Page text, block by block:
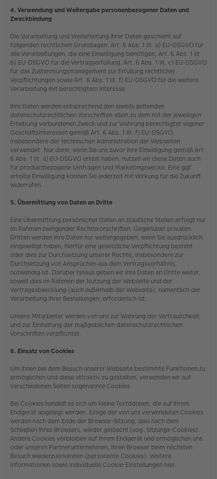
4. Verwendung und Weitergabe personenbezogener Daten und
Zweckbindung
Die Verarbeitung und Weiterleitung Ihrer Daten geschieht auf
folgenden rechtlichen Grundlagen: Art. 6 Abs. 1 lit. a) EU-DSGVO für
alle Verarbeitungen, die eine Einwilligung benötigen, Art. 6 Abs. 1 lit.
b) EU-DSGVO für die Vertragserfüllung, Art. 6 Abs. 1 lit. c) EU-DSGVO
für das Zustimmungsmanagement zur Erfüllung rechtlicher
Verpflichtungen sowie Art. 6 Abs. 1 lit. f) EU-DSGVO für die weitere
Verarbeitung mit berechtigtem Interesse.
Ihre Daten werden entsprechend den jeweils geltenden
datenschutzrechtlichen Vorschriften allein zu dem mit der jeweiligen
Erhebung verbundenen Zweck und zur Wahrung berechtigter eigener
Geschäftsinteressen gemäß Art. 6 Abs. 1 lit. f) EU-DSGVO,
insbesondere der technischen Administration der Webseiten
verwendet. Nur dann, wenn Sie uns zuvor Ihre Einwilligung gemäß Art.
6 Abs. 1 lit. a) EU-DSGVO erteilt haben, nutzen wir diese Daten auch
für produktbezogene Umfragen und Marketingzwecke. Eine ggf.
erteilte Einwilligung können Sie jederzeit mit Wirkung für die Zukunft
widerrufen.
5. Übermittlung von Daten an Dritte
Eine Übermittlung persönlicher Daten an staatliche Stellen erfolgt nur
im Rahmen zwingender Rechtsvorschriften. Gegenüber privaten
Dritten werden Ihre Daten nur weitergegeben, wenn Sie ausdrücklich
eingewilligt haben, hierfür eine gesetzliche Verpflichtung besteht
oder dies zur Durchsetzung unserer Rechte, insbesondere zur
Durchsetzung von Ansprüchen aus dem Vertragsverhältnis,
notwendig ist. Darüber hinaus geben wir Ihre Daten an Dritte weiter,
soweit dies im Rahmen der Nutzung der Webseite und der
Vertragsabwicklung (auch außerhalb der Webseite), namentlich der
Verarbeitung Ihrer Bestellungen, erforderlich ist.
Unsere Mitarbeiter werden von uns zur Wahrung der Vertraulichkeit
und zur Einhaltung der maßgeblichen datenschutzrechtlichen
Vorschriften verpflichtet.
6. Einsatz von Cookies
Um Ihnen bei dem Besuch unserer Webseite bestimmte Funktionen zu
ermöglichen und diese attraktiv zu gestalten, verwenden wir auf
verschiedenen Seiten sogenannte Cookies.
Bei Cookies handelt es sich um kleine Textdateien, die auf Ihrem
Endgerät abgelegt werden. Einige der von uns verwendeten Cookies
werden nach dem Ende der Browser-Sitzung, also nach dem
Schließen Ihres Browsers, wieder gelöscht (sog. Sitzungs-Cookies).
Andere Cookies verbleiben auf Ihrem Endgerät und ermöglichen uns
oder unseren Partnerunternehmen, Ihren Browser beim nächsten
Besuch wiederzuerkennen (persistente Cookies). Weitere
Informationen sowie individuelle Cookie-Einstellungen hier.